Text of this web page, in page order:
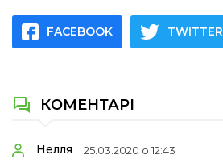
FACEBOOK TWITTER
КОМЕНТАРІ
Нелля 25.03.2020 о 12:43